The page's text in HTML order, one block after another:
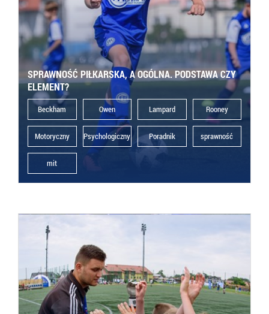
SPRAWNOŚĆ PIŁKARSKA, A OGÓLNA. PODSTAWA CZY
ELEMENT?
Beckham Owen Lampard Rooney
Motoryczny Psychologiczny Poradnik sprawność
mit